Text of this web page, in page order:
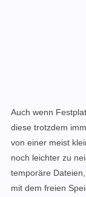
Auch wenn
diese trotzdem
von einer meist
noch leichter zu
temporäre
mit dem freien